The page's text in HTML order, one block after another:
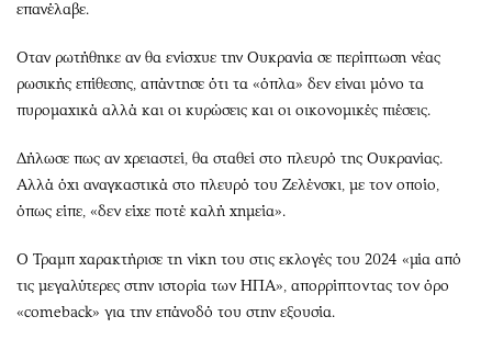
επανέλαβε.
Οταν ρωτήθηκε αν θα ενίσχυε την Ουκρανία σε περίπτωση νέας
ρωσικής επίθεσης, απάντησε ότι τα «όπλα» δεν είναι μόνο τα
πυρομαχικά αλλά και οι κυρώσεις και οι οικονομικές πιέσεις.
Δήλωσε πως αν χρειαστεί, θα σταθεί στο πλευρό της Ουκρανίας.
Αλλά όχι αναγκαστικά στο πλευρό του Ζελένσκι, με τον οποίο,
όπως είπε, «δεν είχε ποτέ καλή χημεία».
Ο Τραμπ χαρακτήρισε τη νίκη του στις εκλογές του 2024 «μία από
τις μεγαλύτερες στην ιστορία των ΗΠΑ», απορρίπτοντας τον όρο
«comeback» για την επάνοδό του στην εξουσία.